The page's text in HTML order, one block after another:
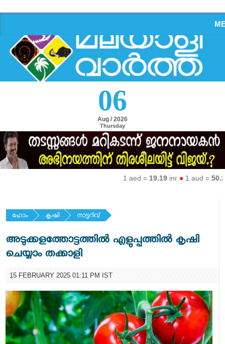
06
Aug / 2026
Thursday
1 aed =19.19inr ●1 aud =50.27
ഹോം കൃഷി നാട്ടറിവ്
അടുക്കളത്തോട്ടത്തില്‍ എളുപ്പത്തില്‍ കൃഷി
ചെയ്യാം തക്കാളി
15 FEBRUARY 2025 01:11 PM IST